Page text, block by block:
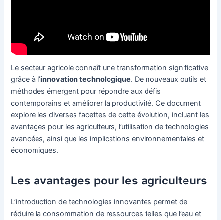
Le secteur agricole connaît une transformation significative
grâce à l’innovation technologique. De nouveaux outils et
méthodes émergent pour répondre aux défis
contemporains et améliorer la productivité. Ce document
explore les diverses facettes de cette évolution, incluant les
avantages pour les agriculteurs, l’utilisation de technologies
avancées, ainsi que les implications environnementales et
économiques.
Les avantages pour les agriculteurs
L’introduction de technologies innovantes permet de
réduire la consommation de ressources telles que l’eau et